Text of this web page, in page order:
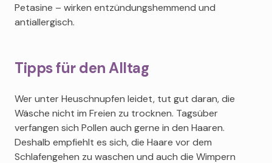
Petasine – wirken entzündungshemmend und
antiallergisch.
Tipps für den Alltag
Wer unter Heuschnupfen leidet, tut gut daran, die
Wäsche nicht im Freien zu trocknen. Tagsüber
verfangen sich Pollen auch gerne in den Haaren.
Deshalb empfiehlt es sich, die Haare vor dem
Schlafengehen zu waschen und auch die Wimpern